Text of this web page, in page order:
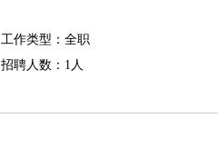
工作类型：全职
招聘人数：1人